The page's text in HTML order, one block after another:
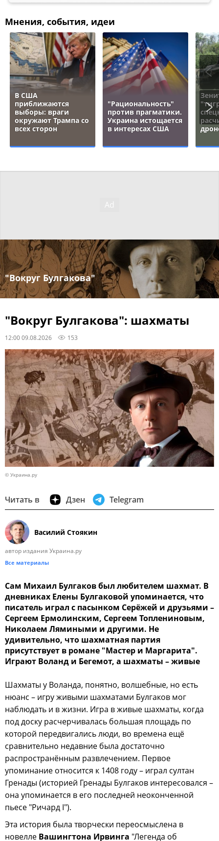
Мнения, события, идеи
В США
приближаются
выборы: враги
окружают Трампа со
всех сторон
"Рациональность"
против прагматики.
Украина истощается
в интересах США
"Вокруг Булгакова"
"Вокруг Булгакова": шахматы
12:00 09.08.2026 153
© Украина.ру
Читать в Дзен Telegram
Василий Стоякин
автор издания Украина.ру
Все материалы
Сам Михаил Булгаков был любителем шахмат. В
дневниках Елены Булгаковой упоминается, что
писатель играл с пасынком Серёжей и друзьями –
Сергеем Ермолинским, Сергеем Топлениновым,
Николаем Лямиными и другими. Не
удивительно, что шахматная партия
присутствует в романе "Мастер и Маргарита".
Играют Воланд и Бегемот, а шахматы – живые
Шахматы у Воланда, понятно, волшебные, но есть
нюанс – игру живыми шахматами Булгаков мог
наблюдать и в жизни. Игра в живые шахматы, когда
под доску расчерчивалась большая площадь по
которой передвигались люди, во времена ещё
сравнительно недавние была достаточно
распространённым развлечением. Первое
упоминание относится к 1408 году – играл султан
Гренады (историей Гренады Булгаков интересовался –
она упоминается в его последней неоконченной
пьесе "Ричард I").
Эта история была творчески переосмыслена в
новелле Вашингтона Ирвинга "Легенда об